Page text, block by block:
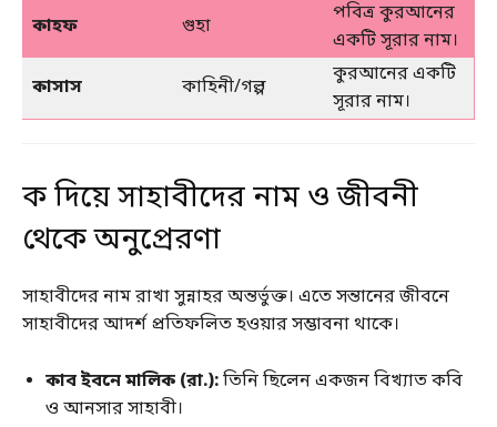
কাহফ
গুহা
পবিত্র কুরআনের
একটি সূরার নাম।
কাসাস
কাহিনী/গল্প
কুরআনের একটি
সূরার নাম।
ক দিয়ে সাহাবীদের নাম ও জীবনী
থেকে অনুপ্রেরণা
সাহাবীদের নাম রাখা সুন্নাহর অন্তর্ভুক্ত। এতে সন্তানের জীবনে
সাহাবীদের আদর্শ প্রতিফলিত হওয়ার সম্ভাবনা থাকে।
কাব ইবনে মালিক (রা.):তিনি ছিলেন একজন বিখ্যাত কবি
ও আনসার সাহাবী।